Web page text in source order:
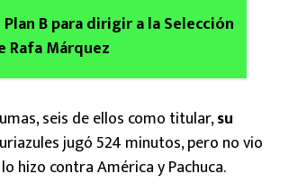
B para dirigir a la Selección
Rafa Márquez
seis de ellos como titular,su
jugó 524 minutos, pero no vio
hizo contra América y Pachuca.